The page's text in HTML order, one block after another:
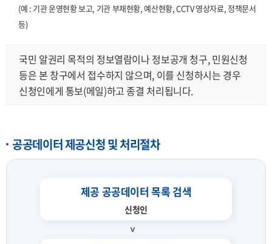
(예 : 기관 운영현황 보고, 기관 부채현황, 예산현황, CCTV 영상자료, 정책문서
등)
국민 알권리 목적의 정보열람이나 정보공개 청구, 민원신청
등은 본 창구에서 접수하지 않으며, 이를 신청하시는 경우
신청인에게 통보(메일)하고 종결 처리됩니다.
공공데이터 제공신청 및 처리절차
제공 공공데이터 목록 검색
신청인